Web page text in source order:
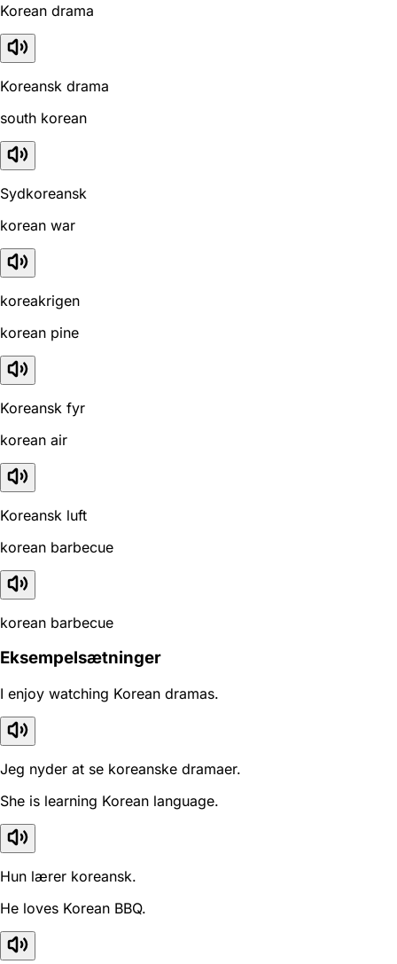
Korean drama
Koreansk drama
south korean
Sydkoreansk
korean war
koreakrigen
korean pine
Koreansk fyr
korean air
Koreansk luft
korean barbecue
korean barbecue
Eksempelsætninger
I enjoy watching Korean dramas.
Jeg nyder at se koreanske dramaer.
She is learning Korean language.
Hun lærer koreansk.
He loves Korean BBQ.